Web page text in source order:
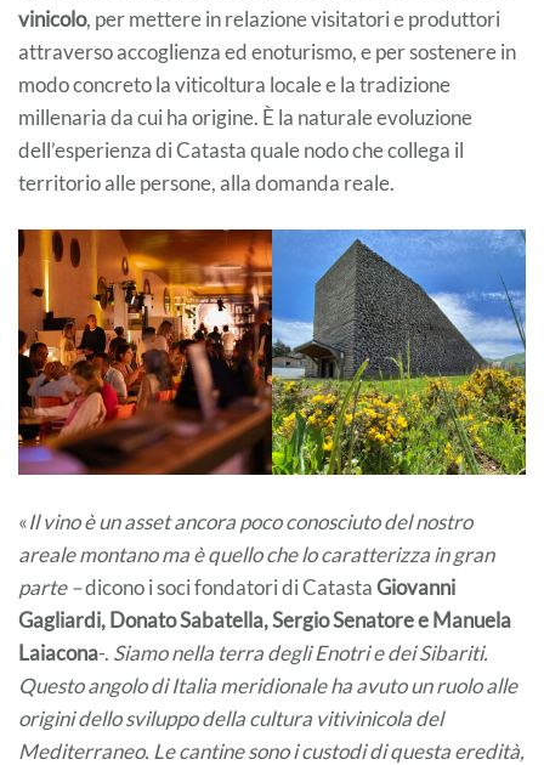
vinicolo, per mettere in relazione visitatori e produttori
attraverso accoglienza ed enoturismo, e per sostenere in
modo concreto la viticoltura locale e la tradizione
millenaria da cui ha origine. È la naturale evoluzione
dell’esperienza di Catasta quale nodo che collega il
territorio alle persone, alla domanda reale.
«Il vino è un asset ancora poco conosciuto del nostro
areale montano ma è quello che lo caratterizza in gran
parte –dicono i soci fondatori di CatastaGiovanni
Gagliardi, Donato Sabatella, Sergio Senatore e Manuela
Laiacona-. Siamo nella terra degli Enotri e dei Sibariti.
Questo angolo di Italia meridionale ha avuto un ruolo alle
origini dello sviluppo della cultura vitivinicola del
Mediterraneo. Le cantine sono i custodi di questa eredità,